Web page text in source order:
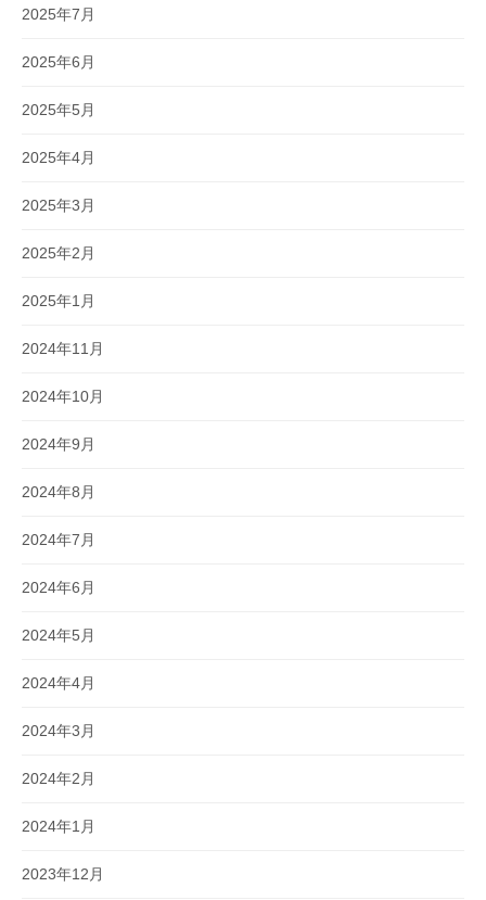
2025年7月
2025年6月
2025年5月
2025年4月
2025年3月
2025年2月
2025年1月
2024年11月
2024年10月
2024年9月
2024年8月
2024年7月
2024年6月
2024年5月
2024年4月
2024年3月
2024年2月
2024年1月
2023年12月